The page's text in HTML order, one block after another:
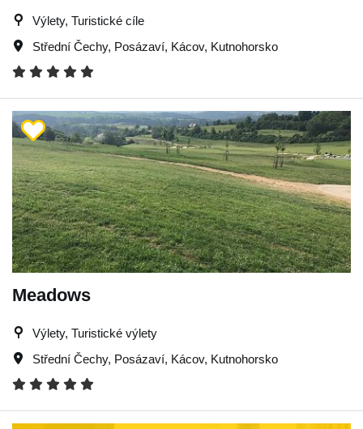
Výlety, Turistické cíle
Střední Čechy, Posázaví, Kácov, Kutnohorsko
Meadows
Výlety, Turistické výlety
Střední Čechy, Posázaví, Kácov, Kutnohorsko